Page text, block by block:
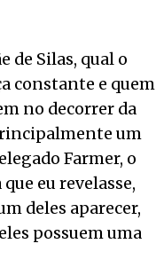
de Silas, qual o
constante e quem
no decorrer da
um
Farmer, o
eu revelasse,
deles aparecer,
possuem uma